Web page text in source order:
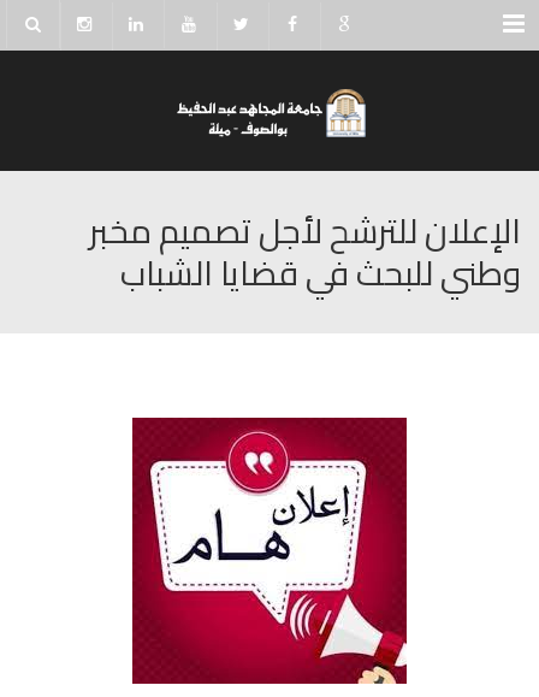
Menu
الإعلان للترشح لأجل تصميم مخبر
وطني للبحث في قضايا الشباب